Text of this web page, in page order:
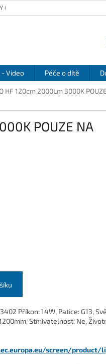
ÚDAJŮ
- Video Péče o dítě
120cm 2000Lm 3000K
POUZE NA
Příkon: 14W, Patice: G13,
Stmívatelnost: Ne,
screen/product/